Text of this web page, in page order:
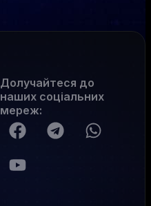
Долучайтеся до
наших соціальних
мереж: